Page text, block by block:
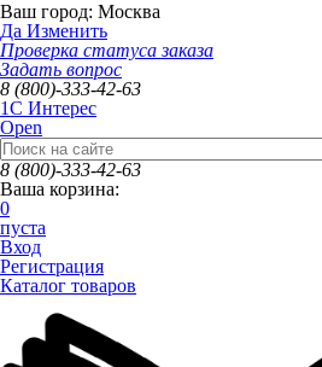
Ваш город: Москва
Да Изменить
Проверка статуса заказа
Задать вопрос
8 (800)-333-42-63
1C Интерес
Open
8 (800)-333-42-63
Ваша корзина:
0
пуста
Вход
Регистрация
Каталог товаров